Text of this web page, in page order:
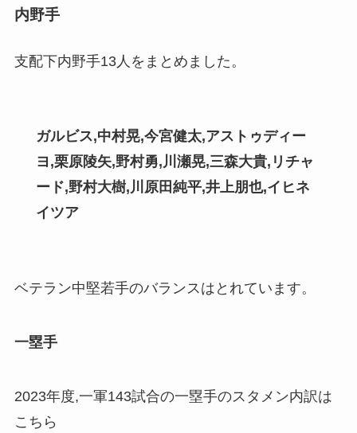
内野手
支配下内野手13人をまとめました。
ガルビス,中村晃,今宮健太,アストゥディー
ヨ ,栗原陵矢,野村勇,川瀬晃,三森大貴,リチャ
ード,野村大樹,川原田純平,井上朋也,イヒネ
イツア
ベテラン中堅若手のバランスはとれています。
一塁手
2023年度,一軍143試合の一塁手のスタメン内訳は
こちら